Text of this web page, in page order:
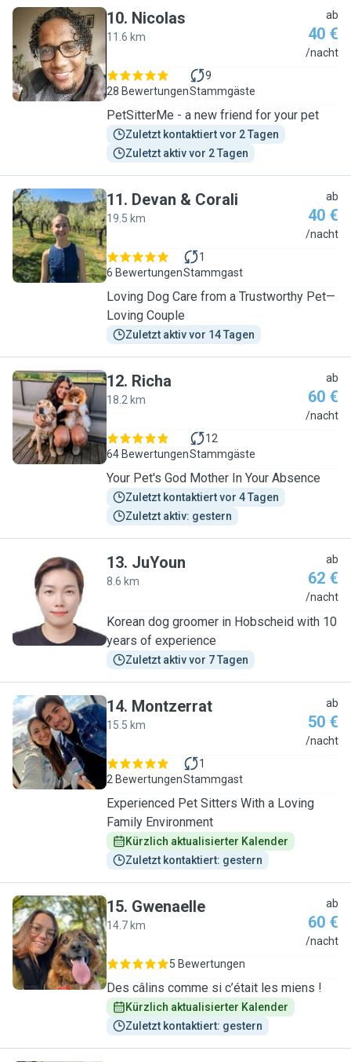
N
10. Nicolas
11.6 km
ab
40 €
/nacht
28 Bewertungen
9
Stammgäste
PetSitterMe - a new friend for your pet
Zuletzt kontaktiert vor 2 Tagen
Zuletzt aktiv vor 2 Tagen
D
11. Devan & Corali
19.5 km
ab
40 €
/nacht
6 Bewertungen
1
Stammgast
Loving Dog Care from a Trustworthy Pet—
Loving Couple
Zuletzt aktiv vor 14 Tagen
R
12. Richa
18.2 km
ab
60 €
/nacht
64 Bewertungen
12
Stammgäste
Your Pet's God Mother In Your Absence
Zuletzt kontaktiert vor 4 Tagen
Zuletzt aktiv: gestern
J
13. JuYoun
8.6 km
ab
62 €
/nacht
Korean dog groomer in Hobscheid with 10
years of experience
Zuletzt aktiv vor 7 Tagen
M
14. Montzerrat
15.5 km
ab
50 €
/nacht
2 Bewertungen
1
Stammgast
Experienced Pet Sitters With a Loving
Family Environment
Kürzlich aktualisierter Kalender
Zuletzt kontaktiert: gestern
G
15. Gwenaelle
14.7 km
ab
60 €
/nacht
5 Bewertungen
Des câlins comme si c’était les miens !
Kürzlich aktualisierter Kalender
Zuletzt kontaktiert: gestern